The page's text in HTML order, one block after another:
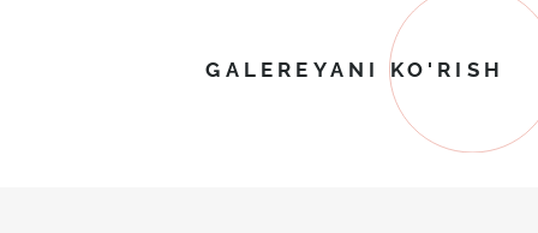
GALEREYANI KO'RISH